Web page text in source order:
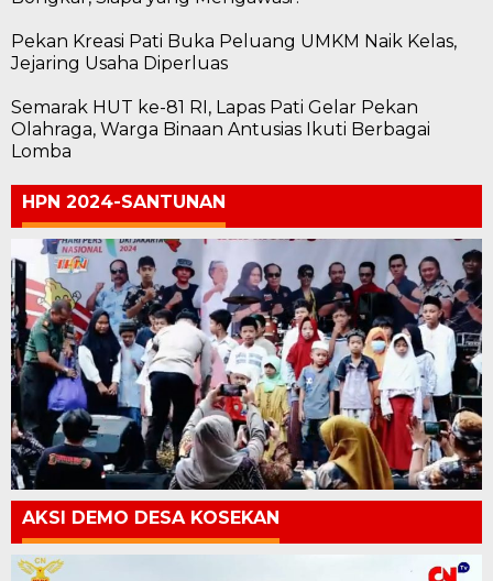
Pekan Kreasi Pati Buka Peluang UMKM Naik Kelas,
Jejaring Usaha Diperluas
Semarak HUT ke-81 RI, Lapas Pati Gelar Pekan
Olahraga, Warga Binaan Antusias Ikuti Berbagai
Lomba
HPN 2024-SANTUNAN
AKSI DEMO DESA KOSEKAN